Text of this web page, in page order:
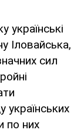
українські
Іловайська,
сил
українських
по них